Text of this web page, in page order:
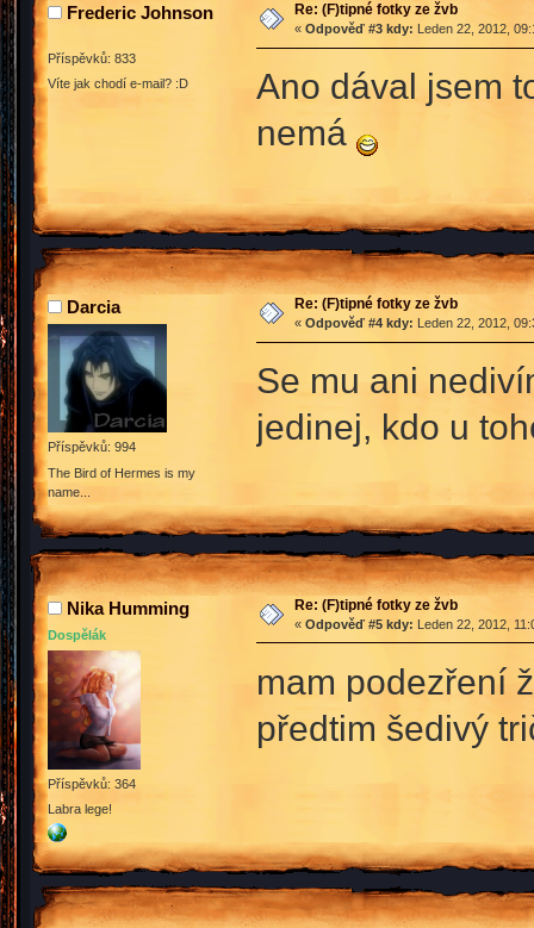
Frederic Johnson
Příspěvků: 833
Víte jak chodí e-mail? :D
Re: (F)tipné fotky ze žvb
« Odpověď #3 kdy: Leden 22, 2012,
Ano dával jsem
nemá
Darcia
Příspěvků: 994
The Bird of Hermes is my
name...
Re: (F)tipné fotky ze žvb
« Odpověď #4 kdy: Leden 22, 2012,
Se mu ani
jedinej, kdo u
Nika Humming
Dospělák
Příspěvků: 364
Labra lege!
Re: (F)tipné fotky ze žvb
« Odpověď #5 kdy: Leden 22, 2012,
mam podezření
předtim šedivý